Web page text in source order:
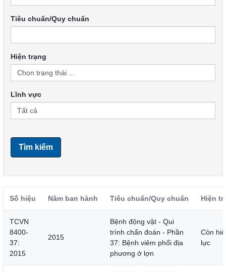
Tiêu chuẩn/Quy chuẩn
Hiện trạng
Lĩnh vực
Tìm kiếm
Số hiệu Năm ban hành Tiêu chuẩn/Quy chuẩn Hiện
TCVN
8400-
37:
2015
2015
Bệnh động vật - Qui
trình chẩn đoán - Phần
37: Bệnh viêm phổi địa
phương ở lợn
Còn
lực